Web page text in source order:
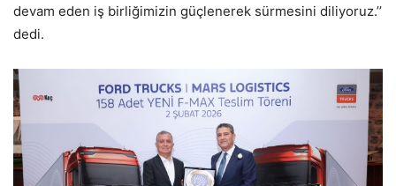
devam eden iş birliğimizin güçlenerek sürmesini diliyoruz.’’
dedi.